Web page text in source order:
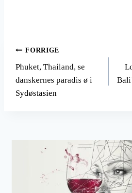
Indlægsnavigation
FORRIGE
Phuket, Thailand, se
danskernes paradis ø i
Sydøstasien